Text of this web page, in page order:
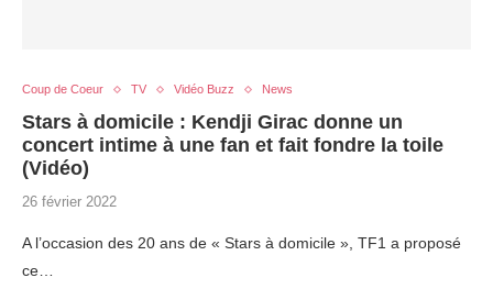
Coup de Coeur TV Vidéo Buzz News
Stars à domicile : Kendji Girac donne un
concert intime à une fan et fait fondre la toile
(Vidéo)
26 février 2022
A l’occasion des 20 ans de « Stars à domicile », TF1 a proposé
ce…